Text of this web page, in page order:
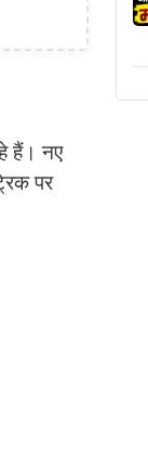
हैं। नए
पर